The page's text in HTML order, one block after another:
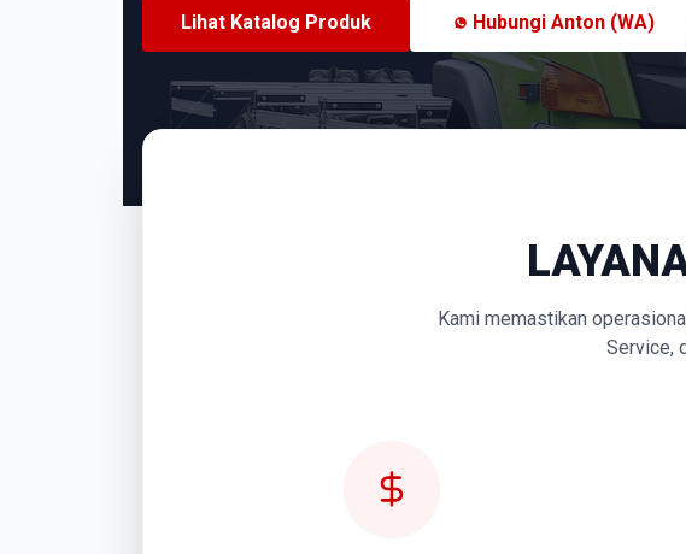
Lihat Katalog Produk Hubungi Anton (WA)
Kami memastikan
Service,